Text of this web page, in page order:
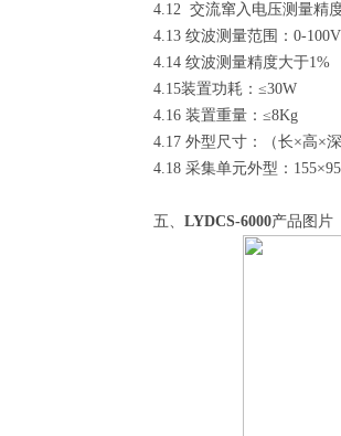
4.12 交流窜入电压测量精
4.13 纹波测量范围：0-100V
4.14 纹波测量精度大于1%
4.15装置功耗：≤30W
4.16 装置重量：≤8Kg
4.17 外型尺寸：（长×高×
4.18 采集单元外型：
五、 LYDCS-6000产品图片